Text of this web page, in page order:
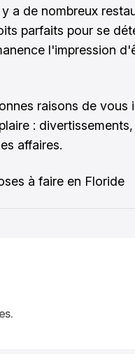
a de nombreux
parfaits pour se
l'impression
raisons de vous
:
affaires.
à faire en Floride